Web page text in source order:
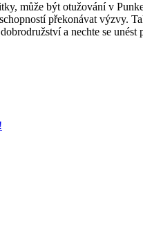
může být otužování v
překonávat výzvy.
a nechte se